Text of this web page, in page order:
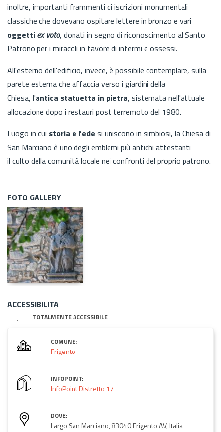
inoltre, importanti frammenti di iscrizioni monumentali
classiche che dovevano ospitare lettere in bronzo e vari
oggetti ex voto, donati in segno di riconoscimento al Santo
Patrono per i miracoli in favore di infermi e ossessi.
All'esterno dell'edificio, invece, è possibile contemplare, sulla
parete esterna che affaccia verso i giardini della
Chiesa, l'antica statuetta in pietra, sistemata nell'attuale
allocazione dopo i restauri post terremoto del 1980.
Luogo in cui storia e fede si uniscono in simbiosi, la Chiesa di
San Marciano è uno degli emblemi più antichi attestanti
il culto della comunità locale nei confronti del proprio patrono.
FOTO GALLERY
ACCESSIBILITA
TOTALMENTE ACCESSIBILE
COMUNE:
Frigento
INFOPOINT:
InfoPoint Distretto 17
DOVE:
Largo San Marciano, 83040 Frigento AV, Italia